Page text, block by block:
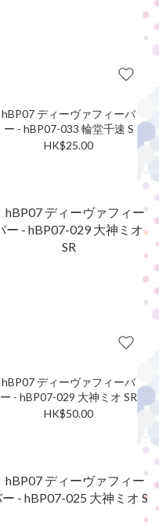
hBP07 ディーヴァフィーバ
ー - hBP07-033 輪堂千速 S
HK$25.00
hBP07 ディーヴァフィーバ
ー - hBP07-029 大神ミオ SR
HK$50.00